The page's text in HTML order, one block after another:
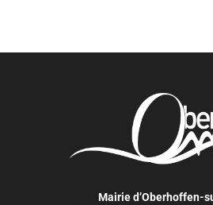
Mairie d’Oberhoffen-